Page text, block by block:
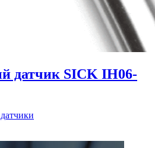
датчик SICK IH06-